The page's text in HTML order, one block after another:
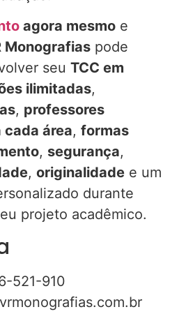
agora mesmo e
Monografias pode
seu TCC em
ilimitadas,
, professores
área, formas
, segurança,
, originalidade e um
durante
projeto acadêmico.
521-910